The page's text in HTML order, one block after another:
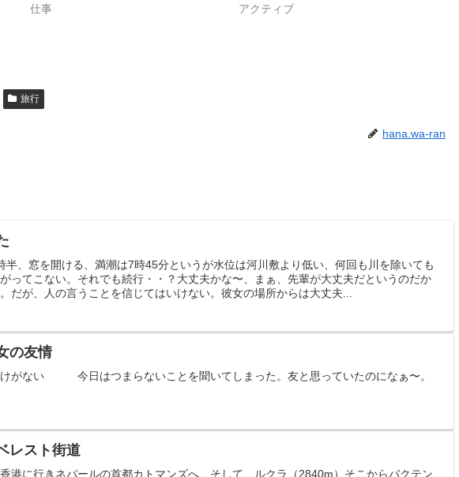
仕事
アクティブ
旅行
hana.wa-ran
半、窓を開ける、満潮は7時45分というが水位は河川敷より低い、何回も川を除いても
ってこない。それでも続行・・？大丈夫かな〜、まぁ、先輩が大丈夫だというのだか
だが、人の言うことを信じてはいけない。彼女の場所からは大丈夫...
の友情
がない 今日はつまらないことを聞いてしまった。友と思っていたのになぁ〜。
レスト街道
香港に行きネパールの首都カトマンズへ そして ルクラ（2840m）そこからバクテン